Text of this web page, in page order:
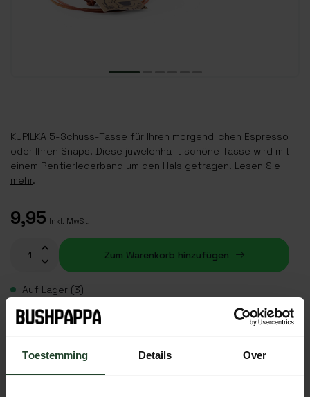
Toestemming Details Over
KUPILKA 5-Schuss-Tasse für Ihren morgendlichen Espresso
oder Ihren Snaps. Diese juwelenhaft schöne Tasse wird mit
einem Rentierlederband um den Hals getragen. Lesen Sie
mehr.
9,95 Inkl. MwSt.
Zum Warenkorb hinzufügen
Auf Lager (3)
Kostenloser Versand ab 90 € (NL, BE & DE)
14 Tage Bedenkzeit mit no-nonsense Rückgaberecht